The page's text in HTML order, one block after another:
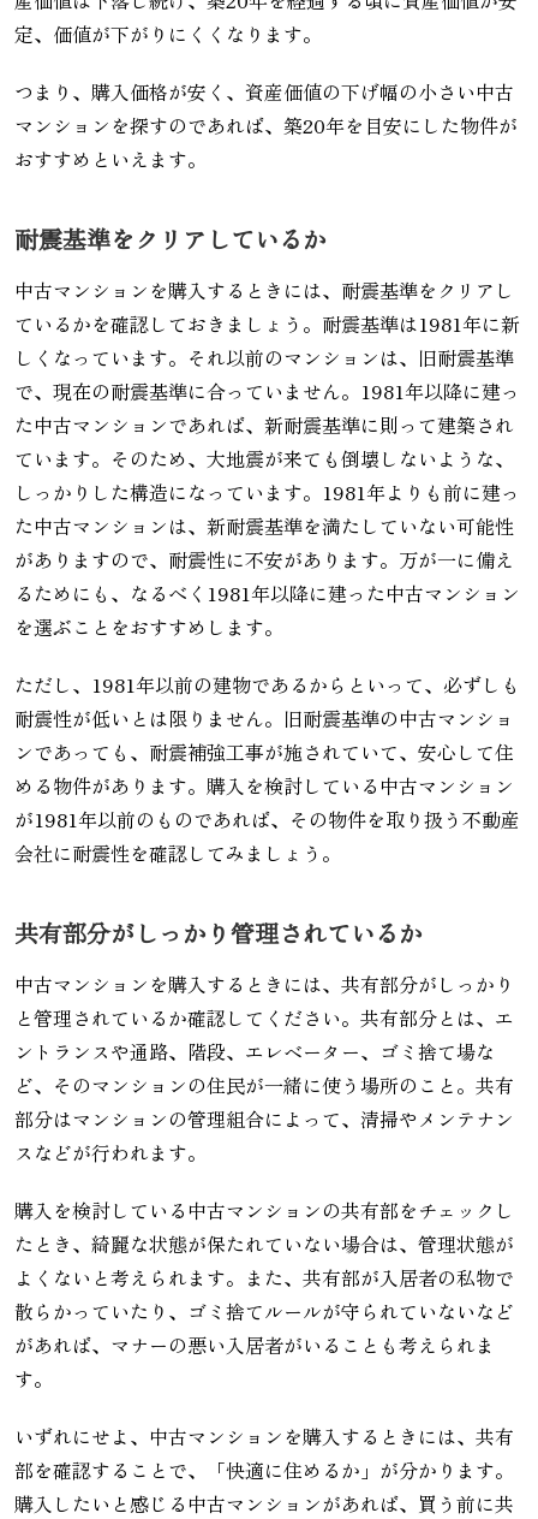
定、価値が下がりにくくなります。
つまり、購入価格が安く、資産価値の下げ幅の小さい中古
マンションを探すのであれば、築20年を目安にした物件が
おすすめといえます。
耐震基準をクリアしているか
中古マンションを購入するときには、耐震基準をクリアし
ているかを確認しておきましょう。耐震基準は1981年に新
しくなっています。それ以前のマンションは、旧耐震基準
で、現在の耐震基準に合っていません。1981年以降に建っ
た中古マンションであれば、新耐震基準に則って建築され
ています。そのため、大地震が来ても倒壊しないような、
しっかりした構造になっています。1981年よりも前に建っ
た中古マンションは、新耐震基準を満たしていない可能性
がありますので、耐震性に不安があります。万が一に備え
るためにも、なるべく1981年以降に建った中古マンション
を選ぶことをおすすめします。
ただし、1981年以前の建物であるからといって、必ずしも
耐震性が低いとは限りません。旧耐震基準の中古マンショ
ンであっても、耐震補強工事が施されていて、安心して住
める物件があります。購入を検討している中古マンション
が1981年以前のものであれば、その物件を取り扱う不動産
会社に耐震性を確認してみましょう。
共有部分がしっかり管理されているか
中古マンションを購入するときには、共有部分がしっかり
と管理されているか確認してください。共有部分とは、エ
ントランスや通路、階段、エレベーター、ゴミ捨て場な
ど、そのマンションの住民が一緒に使う場所のこと。共有
部分はマンションの管理組合によって、清掃やメンテナン
スなどが行われます。
購入を検討している中古マンションの共有部をチェックし
たとき、綺麗な状態が保たれていない場合は、管理状態が
よくないと考えられます。また、共有部が入居者の私物で
散らかっていたり、ゴミ捨てルールが守られていないなど
があれば、マナーの悪い入居者がいることも考えられま
す。
いずれにせよ、中古マンションを購入するときには、共有
部を確認することで、「快適に住めるか」が分かります。
購入したいと感じる中古マンションがあれば、買う前に共